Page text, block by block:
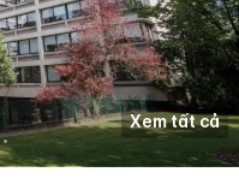
Xem tất cả